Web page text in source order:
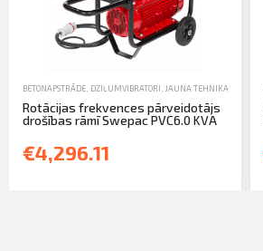
BETONAPSTRĀDE DZIĻUMVIBRATORI JAUNA TEHNIKA
Rotācijas frekvences pārveidotājs
drošības rāmī Swepac PVC6.0 KVA
€4,296.11